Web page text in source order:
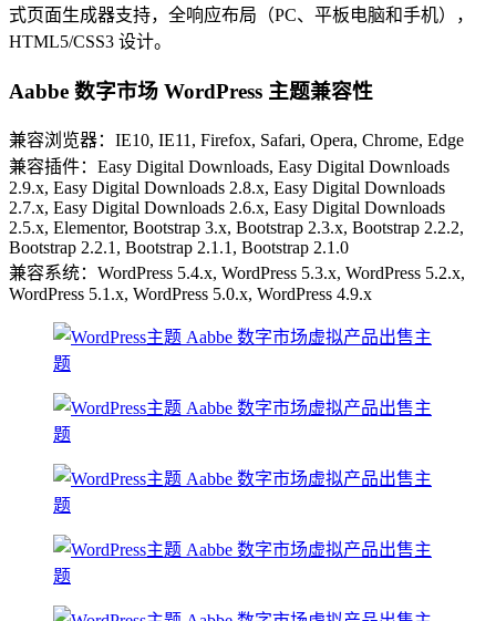
式页面生成器支持，全响应布局（PC、平板电脑和手机），
HTML5/CSS3 设计。
Aabbe 数字市场 WordPress 主题兼容性
兼容浏览器：IE10, IE11, Firefox, Safari, Opera, Chrome, Edge
兼容插件：Easy Digital Downloads, Easy Digital Downloads
2.9.x, Easy Digital Downloads 2.8.x, Easy Digital Downloads
2.7.x, Easy Digital Downloads 2.6.x, Easy Digital Downloads
2.5.x, Elementor, Bootstrap 3.x, Bootstrap 2.3.x, Bootstrap 2.2.2,
Bootstrap 2.2.1, Bootstrap 2.1.1, Bootstrap 2.1.0
兼容系统：WordPress 5.4.x, WordPress 5.3.x, WordPress 5.2.x,
WordPress 5.1.x, WordPress 5.0.x, WordPress 4.9.x